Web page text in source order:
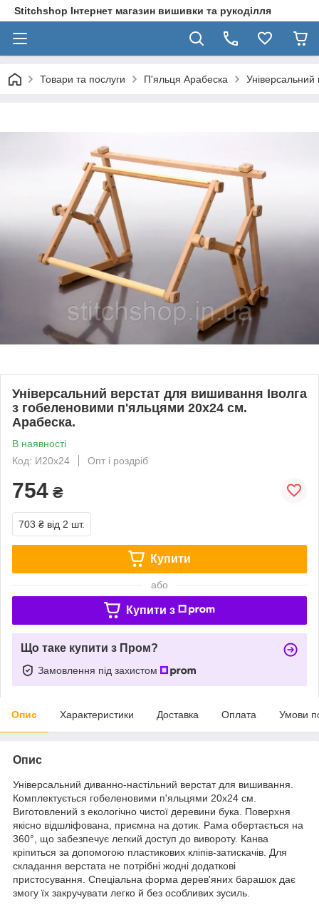
Stitchshop Інтернет магазин вишивки та рукоділля
Товари та послуги П'яльця Арабеска
Універсальний верстат для вишивання Іволга
з гобеленовими п'яльцями 20х24 см.
Арабеска.
В наявності
Код: И20х24
Опт і роздріб
754 ₴
703 ₴ від 2 шт.
Купити
або
Купити з
Що таке купити з Пром?
Замовлення під захистом
Опис Характеристики Доставка Оплата Умови
Опис
Універсальний диванно-настільний верстат для вишивання.
Комплектується гобеленовими п'яльцями 20х24 см.
Виготовлений з екологічно чистої деревини бука. Поверхня
якісно відшліфована, приємна на дотик. Рама обертається на
360°, що забезпечує легкий доступ до вивороту. Канва
кріпиться за допомогою пластикових кліпів-затискачів. Для
складання верстата не потрібні жодні додаткові
пристосування. Спеціальна форма дерев'яних барашок дає
змогу їх закручувати легко й без особливих зусиль.